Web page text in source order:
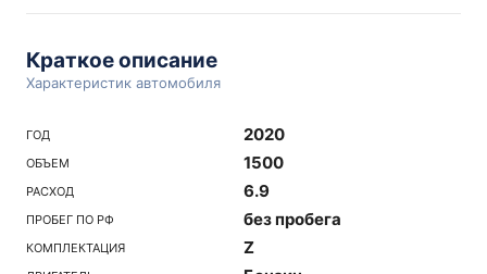
Краткое описание
Характеристик автомобиля
ГОД 2020
ОБЪЕМ 1500
РАСХОД 6.9
ПРОБЕГ ПО РФ без пробега
КОМПЛЕКТАЦИЯ Z